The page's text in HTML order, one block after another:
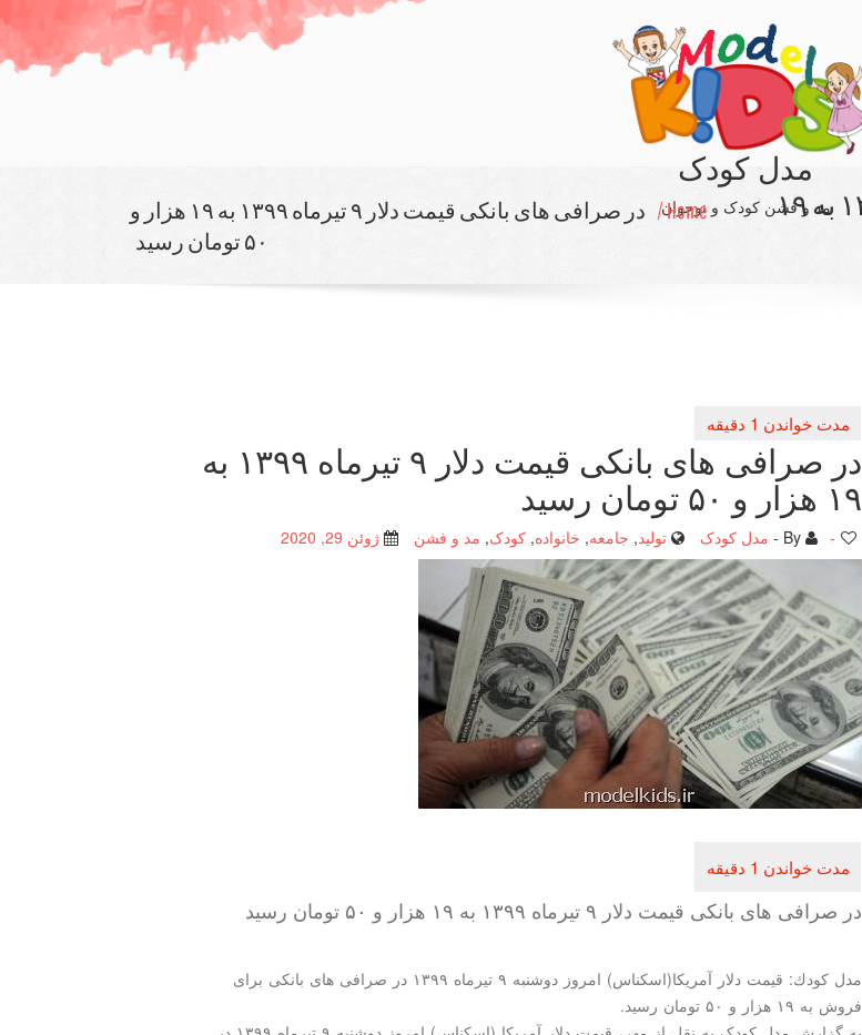
مدل کودک
مد و فشن کودک و نوجوان
Home /
در صرافی های بانكی قیمت دلار ۹ تیرماه ۱۳۹۹ به ۱۹ هزار و
۵۰ تومان رسید
در صرافی های بانكی قیمت دلار ۹ تیرماه ۱۳۹۹ به ۱۹
در صرافی های بانكی قیمت دلار ۹ تیرماه ۱۳۹۹ به
۱۹ هزار و ۵۰ تومان رسید
مدل کودک تولید, جامعه, خانواده, کودک, مد و فشن ژوئن 29, 2020 -
در صرافی های بانكی قیمت دلار ۹ تیرماه ۱۳۹۹ به ۱۹ هزار و ۵۰ تومان رسید
مدل كودك: قیمت دلار آمریكا(اسكناس) امروز دوشنبه ۹ تیرماه ۱۳۹۹ در صرافی های بانكی برای
فروش به ۱۹ هزار و ۵۰ تومان رسید.